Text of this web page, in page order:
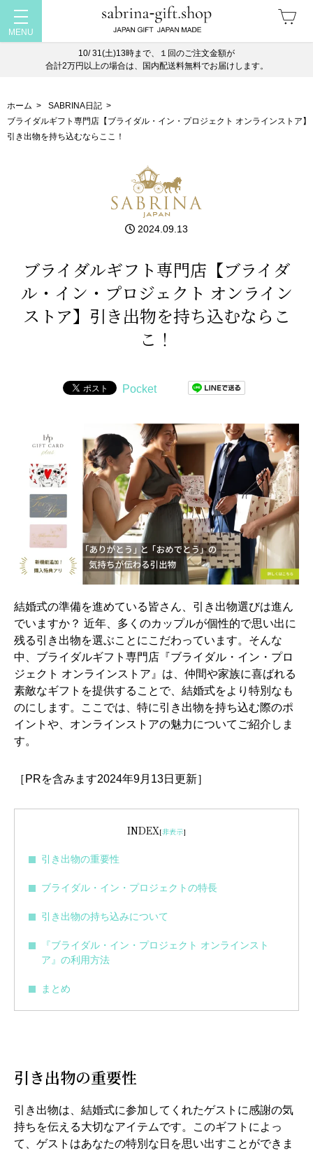
10/ 31(土)13時まで、１回のご注文金額が
合計2万円以上の場合は、国内配送料無料でお届けします。
ホーム > SABRINA日記 >
ブライダルギフト専門店【ブライダル・イン・プロジェクト オンラインストア】
引き出物を持ち込むならここ！
2024.09.13
ブライダルギフト専門店【ブライダ
ル・イン・プロジェクト オンライン
ストア】引き出物を持ち込むならこ
こ！
Pocket
結婚式の準備を進めている皆さん、引き出物選びは進ん
でいますか？ 近年、多くのカップルが個性的で思い出に
残る引き出物を選ぶことにこだわっています。そんな
中、ブライダルギフト専門店『ブライダル・イン・プロ
ジェクト オンラインストア』は、仲間や家族に喜ばれる
素敵なギフトを提供することで、結婚式をより特別なも
のにします。ここでは、特に引き出物を持ち込む際のポ
イントや、オンラインストアの魅力についてご紹介しま
す。
［PRを含みます2024年9月13日更新］
INDEX[非表示]
引き出物の重要性
ブライダル・イン・プロジェクトの特長
引き出物の持ち込みについて
『ブライダル・イン・プロジェクト オンラインスト
ア』の利用方法
まとめ
引き出物の重要性
引き出物は、結婚式に参加してくれたゲストに感謝の気
持ちを伝える大切なアイテムです。このギフトによっ
て、ゲストはあなたの特別な日を思い出すことができま